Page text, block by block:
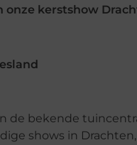
kerstshow
de bekende
shows in